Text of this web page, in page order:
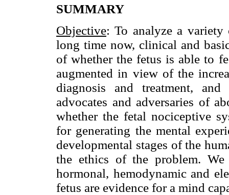
SUMMARY
Objective: To analyze a
long time now, clinical and
of whether the fetus is able to
augmented in view of the
diagnosis and treatment,
advocates and adversaries of
whether the fetal nociceptive
for generating the mental
developmental stages of the
the ethics of the problem. We
hormonal, hemodynamic and
fetus are evidence for a mind